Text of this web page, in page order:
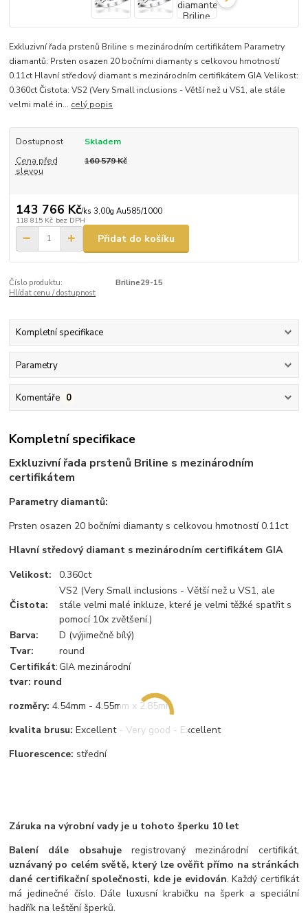
Exkluzivní řada prstenů Briline s mezinárodním certifikátem Parametry
diamantů: Prsten osazen 20 bočními diamanty s celkovou hmotností
0.11ct Hlavní středový diamant s mezinárodním certifikátem GIA Velikost:
0.360ct Čistota: VS2 (Very Small inclusions - Větší než u VS1, ale stále
velmi malé in... celý popis
Dostupnost
Skladem
Cena před
slevou
160 579 Kč
143 766 Kč/ks 3,00g Au585/1000
118 815 Kč bez DPH
Přidat do košíku
Číslo produktu:
Briline29-15
Hlídat cenu / dostupnost
Kompletní specifikace
Parametry
Komentáře 0
Kompletní specifikace
Exkluzivní řada prstenů Briline s mezinárodním
certifikátem
Parametry diamantů:
Prsten osazen 20 bočními diamanty s celkovou hmotností 0.11ct
Hlavní středový diamant s mezinárodním certifikátem GIA
Velikost:
0.360ct
Čistota:
VS2 (Very Small inclusions - Větší než u VS1, ale
stále velmi malé inkluze, které je velmi těžké spatřit s
pomocí 10x zvětšení.)
Barva:
D (výjimečně bílý)
Tvar:
round
Certifikát: GIA mezinárodní
tvar: round
rozměry:4.54mm - 4.55mm x 2.85mm
kvalita brusu:Excellent - Very good - Excellent
Fluorescence: střední
Záruka na výrobní vady je u tohoto šperku 10 let
Balení dále obsahujeregistrovaný mezinárodní certifikát,
uznávaný po celém světě, který lze ověřit přímo na stránkách
dané certifikační společnosti, kde je evidován. Každý certifikát
má jedinečné číslo. Dále luxusní krabičku na šperk a speciální
hadřík na leštění šperků.